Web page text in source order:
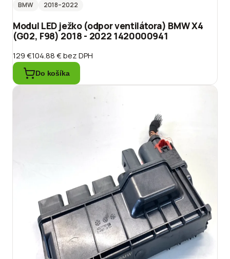
BMW
2018–2022
Modul LED ježko (odpor ventilátora) BMW X4
(G02, F98) 2018 - 2022 1420000941
129 €104.88 €bez DPH
Do košíka